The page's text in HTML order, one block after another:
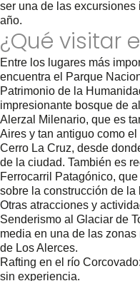
ser una de las
año.
¿Qué visitar
Entre los lugares más
encuentra el Parque
Patrimonio de la
impresionante bosque de
Alerzal Milenario, que es
Aires y tan antiguo como
Cerro La Cruz, desde
de la ciudad. También es
Ferrocarril Patagónico,
sobre la construcción de
Otras atracciones y
Senderismo al Glaciar de
media en una de las
de Los Alerces.
Rafting en el río
sin experiencia.